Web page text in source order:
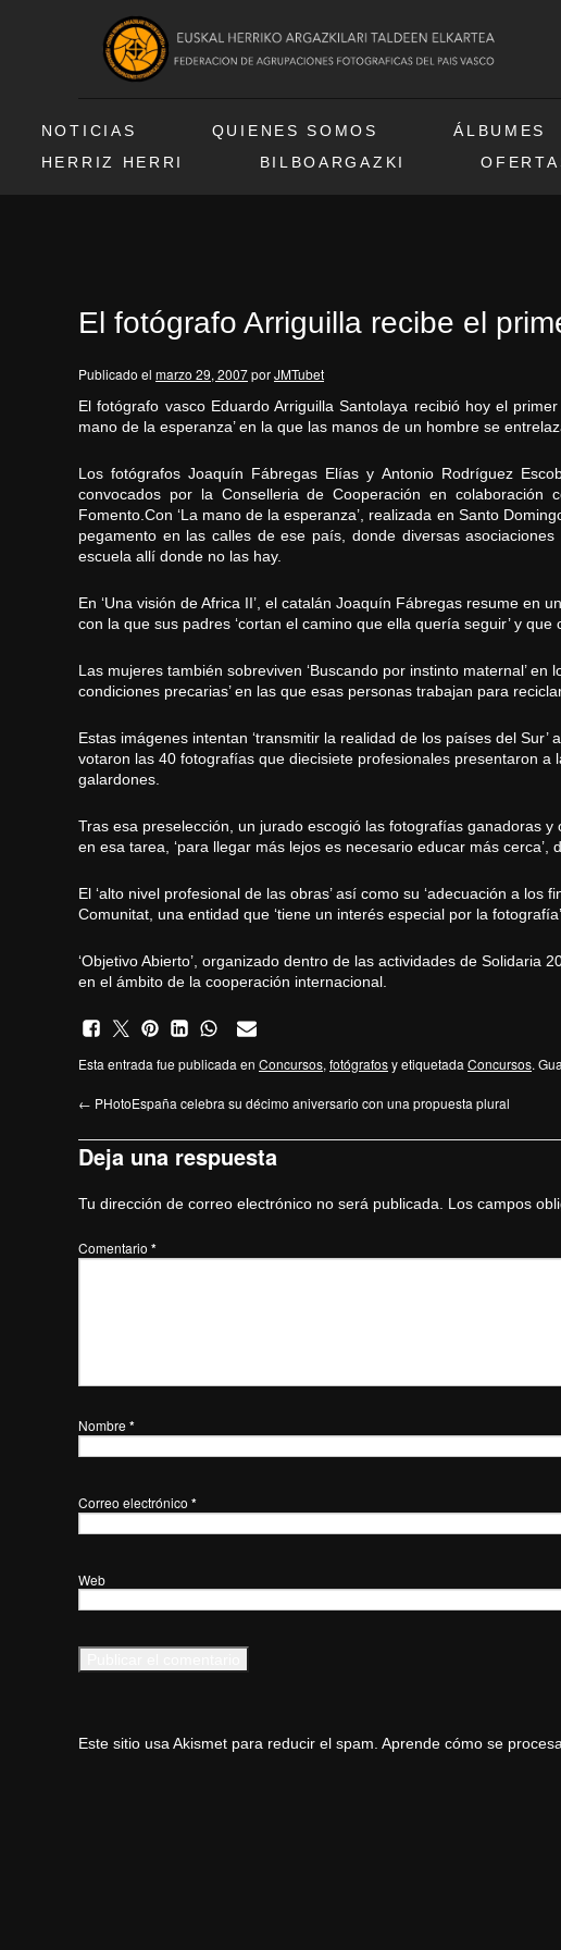
NOTICIAS QUIENES SOMOS ÁLBUMES
HERRIZ HERRI
BILBOARGAZKI
El fotógrafo Arriguilla recibe el
Publicado el marzo 29, 2007porJMTubet
El fotógrafo vasco Eduardo Arriguilla Santolaya recibió hoy el
mano de la esperanza’ en la que las manos de un hombre se
Los fotógrafos Joaquín Fábregas Elías y Antonio Rodríguez
convocados por la Conselleria de Cooperación en
Fomento. Con ‘La mano de la esperanza’, realizada en Santo
pegamento en las calles de ese país, donde diversas
escuela allí donde no las hay.
En ‘Una visión de Africa II’, el catalán Joaquín Fábregas resume
con la que sus padres ‘cortan el camino que ella quería seguir’ y
Las mujeres también sobreviven ‘Buscando por instinto maternal’
condiciones precarias’ en las que esas personas trabajan para
Estas imágenes intentan ‘transmitir la realidad de los países del
votaron las 40 fotografías que diecisiete profesionales presentaron
galardones.
Tras esa preselección, un jurado escogió las fotografías ganadoras
en esa tarea, ‘para llegar más lejos es necesario educar más cerca’,
El ‘alto nivel profesional de las obras’ así como su ‘adecuación a
Comunitat, una entidad que ‘tiene un interés especial por la
‘Objetivo Abierto’, organizado dentro de las actividades de
en el ámbito de la cooperación internacional.
Esta entrada fue publicada en Concursos, fotógrafosy etiquetada Concursos.
← PHotoEspaña celebra su décimo aniversario con una propuesta plural
Deja una respuesta
Tu dirección de correo electrónico no será publicada. Los campos
Comentario *
Nombre *
Correo electrónico *
Web
Este sitio usa Akismet para reducir el spam. Aprende cómo se